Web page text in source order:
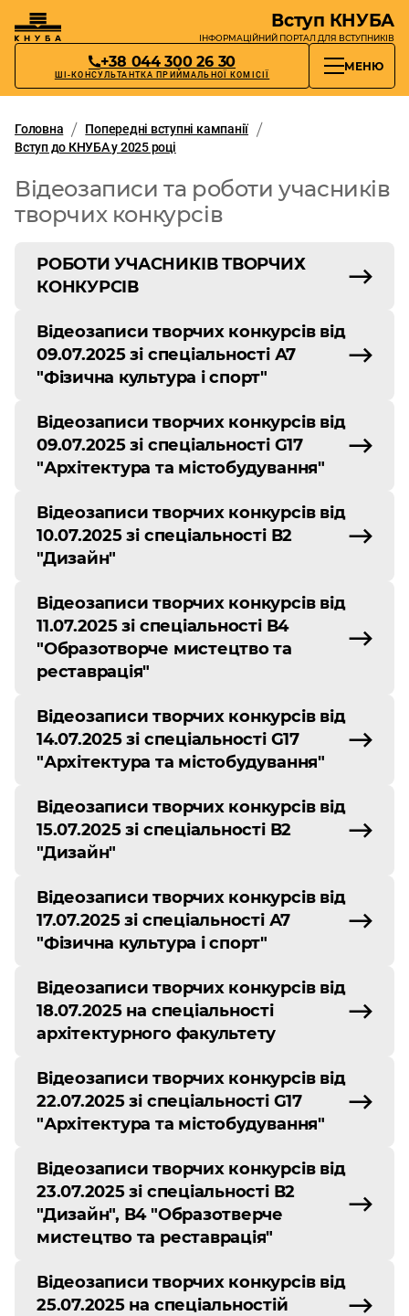
Вступ КНУБА
ІНФОРМАЦІЙНИЙ ПОРТАЛ ДЛЯ ВСТУПНИКІВ
+38 044 300 26 30
ШІ-КОНСУЛЬТАНТКА ПРИЙМАЛЬНОЇ КОМІСІЇ
МЕНЮ
Головна
Попередні вступні кампанії
Вступ до КНУБА у 2025 році
Відеозаписи та роботи учасників
творчих конкурсів
РОБОТИ УЧАСНИКІВ ТВОРЧИХ
КОНКУРСІВ
Відеозаписи творчих конкурсів від
09.07.2025 зі спеціальності А7
"Фізична культура і спорт"
Відеозаписи творчих конкурсів від
09.07.2025 зі спеціальності G17
"Архітектура та містобудування"
Відеозаписи творчих конкурсів від
10.07.2025 зі спеціальності В2
"Дизайн"
Відеозаписи творчих конкурсів від
11.07.2025 зі спеціальності В4
"Образотворче мистецтво та
реставрація"
Відеозаписи творчих конкурсів від
14.07.2025 зі спеціальності G17
"Архітектура та містобудування"
Відеозаписи творчих конкурсів від
15.07.2025 зі спеціальності В2
"Дизайн"
Відеозаписи творчих конкурсів від
17.07.2025 зі спеціальності А7
"Фізична культура і спорт"
Відеозаписи творчих конкурсів від
18.07.2025 на спеціальності
архітектурного факультету
Відеозаписи творчих конкурсів від
22.07.2025 зі спеціальності G17
"Архітектура та містобудування"
Відеозаписи творчих конкурсів від
23.07.2025 зі спеціальності В2
"Дизайн", В4 "Образотверче
мистецтво та реставрація"
Відеозаписи творчих конкурсів від
25.07.2025 на спеціальностій